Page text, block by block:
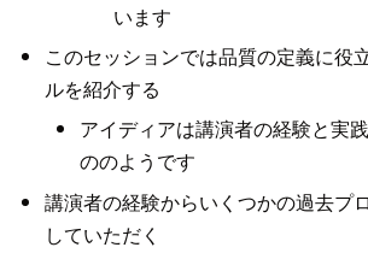
います
このセッションでは品質の定義に役
ルを紹介する
アイディアは講演者の経験と実
ののようです
講演者の経験からいくつかの過去プ
していただく